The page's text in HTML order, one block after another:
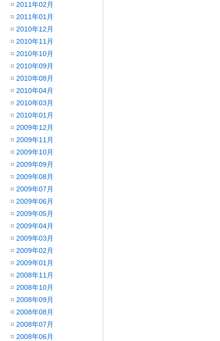
2011年02月
2011年01月
2010年12月
2010年11月
2010年10月
2010年09月
2010年08月
2010年04月
2010年03月
2010年01月
2009年12月
2009年11月
2009年10月
2009年09月
2009年08月
2009年07月
2009年06月
2009年05月
2009年04月
2009年03月
2009年02月
2009年01月
2008年11月
2008年10月
2008年09月
2008年08月
2008年07月
2008年06月